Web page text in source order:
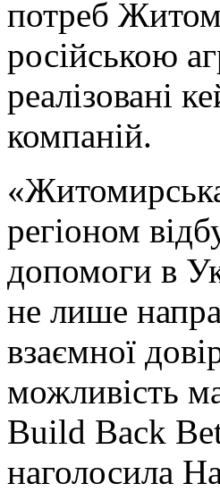
потреб
російською
реалізовані
компаній.
регіоном
допомоги в
не лише
взаємної
можливість
Build Back
наголосила